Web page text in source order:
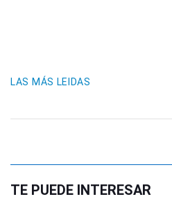
LAS MÁS LEIDAS
TE PUEDE INTERESAR